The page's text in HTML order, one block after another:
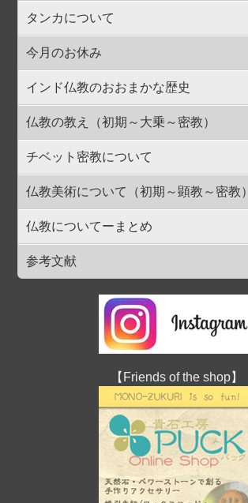
タンカについて
今月のお休み
インド仏教のおおまかな歴史
仏教の教え（初期～大乗～密教）
チベット密教について
仏教美術について（初期～顕教～密教）
仏教についてーまとめ
参考文献
【Friends of the shop】